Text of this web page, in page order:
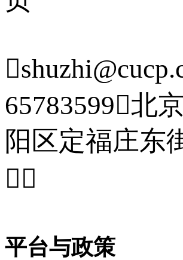

65783599北
阳区定福庄东

平台与政策